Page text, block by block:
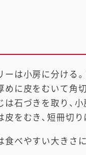
ーは小房に分ける
めに皮をむいて角
は石づきを取り、小
皮をむき、短冊切り
食べやすい大きさに